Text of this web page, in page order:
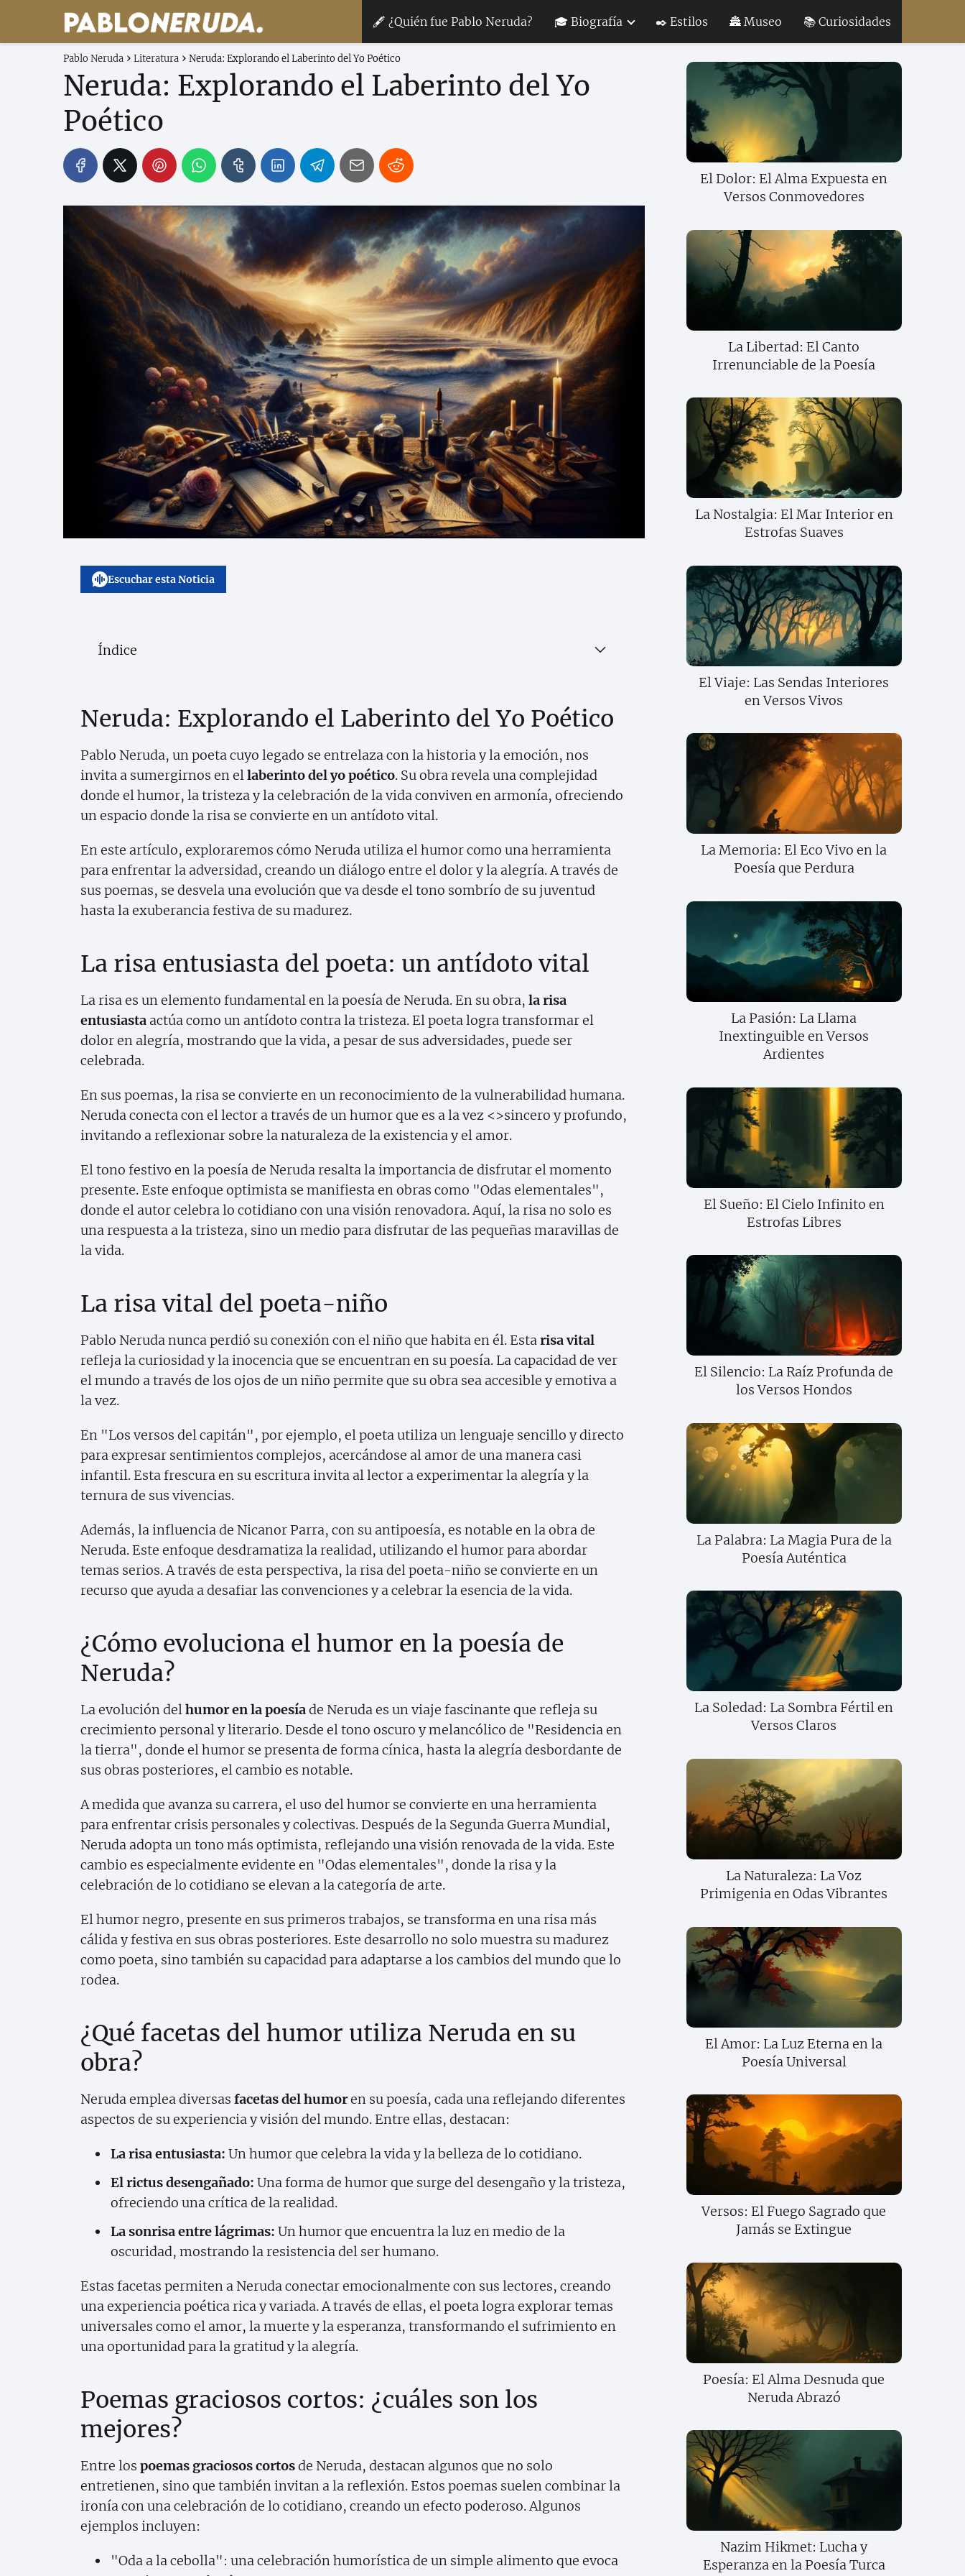
🖋 ¿Quién fue Pablo Neruda? 🎓 Biografía ✒️ Estilos 🏯 Museo 📚 Curiosidades
Pablo Neruda Literatura Neruda: Explorando el Laberinto del Yo Poético
Neruda: Explorando el Laberinto del Yo
Poético
Escuchar esta Noticia
Índice
Neruda: Explorando el Laberinto del Yo Poético
Pablo Neruda, un poeta cuyo legado se entrelaza con la historia y la emoción, nos
invita a sumergirnos en el laberinto del yo poético. Su obra revela una complejidad
donde el humor, la tristeza y la celebración de la vida conviven en armonía, ofreciendo
un espacio donde la risa se convierte en un antídoto vital.
En este artículo, exploraremos cómo Neruda utiliza el humor como una herramienta
para enfrentar la adversidad, creando un diálogo entre el dolor y la alegría. A través de
sus poemas, se desvela una evolución que va desde el tono sombrío de su juventud
hasta la exuberancia festiva de su madurez.
La risa entusiasta del poeta: un antídoto vital
La risa es un elemento fundamental en la poesía de Neruda. En su obra, la risa
entusiasta actúa como un antídoto contra la tristeza. El poeta logra transformar el
dolor en alegría, mostrando que la vida, a pesar de sus adversidades, puede ser
celebrada.
En sus poemas, la risa se convierte en un reconocimiento de la vulnerabilidad humana.
Neruda conecta con el lector a través de un humor que es a la vez <>sincero y profundo,
invitando a reflexionar sobre la naturaleza de la existencia y el amor.
El tono festivo en la poesía de Neruda resalta la importancia de disfrutar el momento
presente. Este enfoque optimista se manifiesta en obras como "Odas elementales",
donde el autor celebra lo cotidiano con una visión renovadora. Aquí, la risa no solo es
una respuesta a la tristeza, sino un medio para disfrutar de las pequeñas maravillas de
la vida.
La risa vital del poeta-niño
Pablo Neruda nunca perdió su conexión con el niño que habita en él. Esta risa vital
refleja la curiosidad y la inocencia que se encuentran en su poesía. La capacidad de ver
el mundo a través de los ojos de un niño permite que su obra sea accesible y emotiva a
la vez.
En "Los versos del capitán", por ejemplo, el poeta utiliza un lenguaje sencillo y directo
para expresar sentimientos complejos, acercándose al amor de una manera casi
infantil. Esta frescura en su escritura invita al lector a experimentar la alegría y la
ternura de sus vivencias.
Además, la influencia de Nicanor Parra, con su antipoesía, es notable en la obra de
Neruda. Este enfoque desdramatiza la realidad, utilizando el humor para abordar
temas serios. A través de esta perspectiva, la risa del poeta-niño se convierte en un
recurso que ayuda a desafiar las convenciones y a celebrar la esencia de la vida.
¿Cómo evoluciona el humor en la poesía de
Neruda?
La evolución del humor en la poesíade Neruda es un viaje fascinante que refleja su
crecimiento personal y literario. Desde el tono oscuro y melancólico de "Residencia en
la tierra", donde el humor se presenta de forma cínica, hasta la alegría desbordante de
sus obras posteriores, el cambio es notable.
A medida que avanza su carrera, el uso del humor se convierte en una herramienta
para enfrentar crisis personales y colectivas. Después de la Segunda Guerra Mundial,
Neruda adopta un tono más optimista, reflejando una visión renovada de la vida. Este
cambio es especialmente evidente en "Odas elementales", donde la risa y la
celebración de lo cotidiano se elevan a la categoría de arte.
El humor negro, presente en sus primeros trabajos, se transforma en una risa más
cálida y festiva en sus obras posteriores. Este desarrollo no solo muestra su madurez
como poeta, sino también su capacidad para adaptarse a los cambios del mundo que lo
rodea.
¿Qué facetas del humor utiliza Neruda en su
obra?
Neruda emplea diversas facetas del humoren su poesía, cada una reflejando diferentes
aspectos de su experiencia y visión del mundo. Entre ellas, destacan:
La risa entusiasta: Un humor que celebra la vida y la belleza de lo cotidiano.
El rictus desengañado: Una forma de humor que surge del desengaño y la tristeza,
ofreciendo una crítica de la realidad.
La sonrisa entre lágrimas: Un humor que encuentra la luz en medio de la
oscuridad, mostrando la resistencia del ser humano.
Estas facetas permiten a Neruda conectar emocionalmente con sus lectores, creando
una experiencia poética rica y variada. A través de ellas, el poeta logra explorar temas
universales como el amor, la muerte y la esperanza, transformando el sufrimiento en
una oportunidad para la gratitud y la alegría.
Poemas graciosos cortos: ¿cuáles son los
mejores?
Entre los poemas graciosos cortosde Neruda, destacan algunos que no solo
entretienen, sino que también invitan a la reflexión. Estos poemas suelen combinar la
ironía con una celebración de lo cotidiano, creando un efecto poderoso. Algunos
ejemplos incluyen:
"Oda a la cebolla": una celebración humorística de un simple alimento que evoca
El Dolor: El Alma Expuesta en
Versos Conmovedores
La Libertad: El Canto
Irrenunciable de la Poesía
La Nostalgia: El Mar Interior en
Estrofas Suaves
El Viaje: Las Sendas Interiores
en Versos Vivos
La Memoria: El Eco Vivo en la
Poesía que Perdura
La Pasión: La Llama
Inextinguible en Versos
Ardientes
El Sueño: El Cielo Infinito en
Estrofas Libres
El Silencio: La Raíz Profunda de
los Versos Hondos
La Palabra: La Magia Pura de la
Poesía Auténtica
La Soledad: La Sombra Fértil en
Versos Claros
La Naturaleza: La Voz
Primigenia en Odas Vibrantes
El Amor: La Luz Eterna en la
Poesía Universal
Versos: El Fuego Sagrado que
Jamás se Extingue
Poesía: El Alma Desnuda que
Neruda Abrazó
Nazim Hikmet: Lucha y
Esperanza en la Poesía Turca